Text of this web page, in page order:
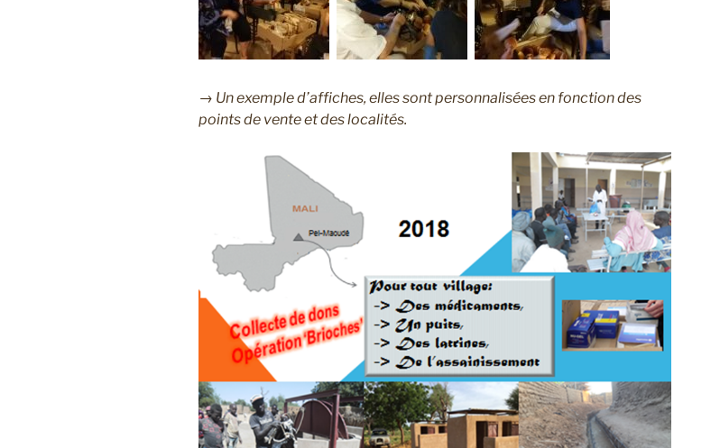
→ Un exemple d’affiches, elles sont personnalisées en fonction des
points de vente et des localités.